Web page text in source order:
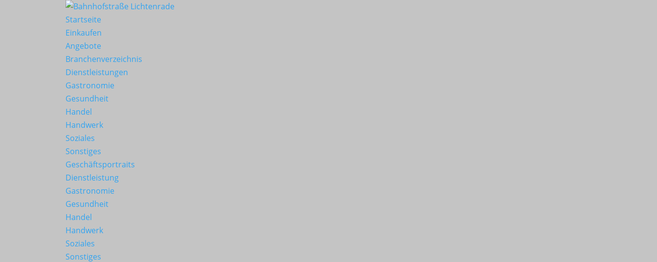
Startseite
Einkaufen
Angebote
Branchenverzeichnis
Dienstleistungen
Gastronomie
Gesundheit
Handel
Handwerk
Soziales
Sonstiges
Geschäftsportraits
Dienstleistung
Gastronomie
Gesundheit
Handel
Handwerk
Soziales
Sonstiges